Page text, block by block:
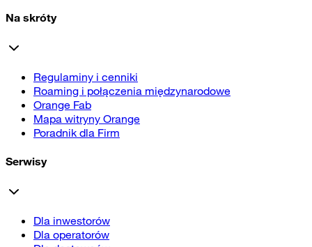
Na skróty
Regulaminy i cenniki
Roaming i połączenia międzynarodowe
Orange Fab
Mapa witryny Orange
Poradnik dla Firm
Serwisy
Dla inwestorów
Dla operatorów